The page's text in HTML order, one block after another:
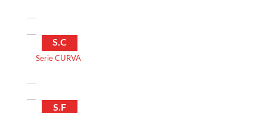
S.C
Serie CURVA
S.F